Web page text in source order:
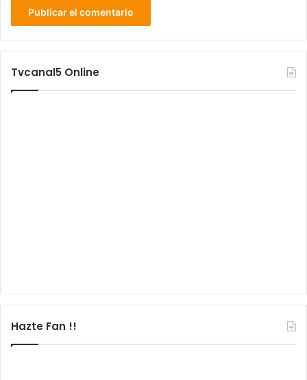
Tvcanal5 Online
Hazte Fan !!